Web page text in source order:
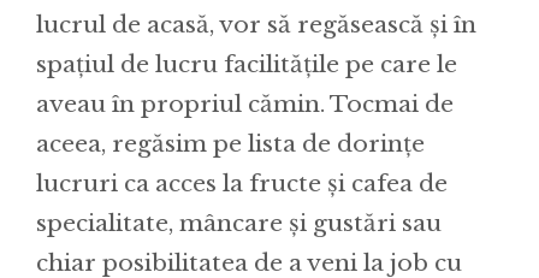
lucrul de acasă, vor să regăsească și în
spațiul de lucru facilitățile pe care le
aveau în propriul cămin. Tocmai de
aceea, regăsim pe lista de dorințe
lucruri ca acces la fructe și cafea de
specialitate, mâncare și gustări sau
chiar posibilitatea de a veni la job cu